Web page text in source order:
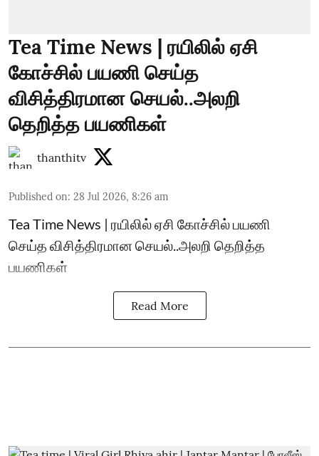
Tea Time News | ரயிலில் ஏசி
கோச்சில் பயணி செய்த
விசித்திரமான செயல்..அலறி
தெறித்த பயணிகள்
thanthitv
Published on: 28 Jul 2026, 8:26 am
Tea Time News | ரயிலில் ஏசி கோச்சில் பயணி
செய்த விசித்திரமான செயல்..அலறி தெறித்த
பயணிகள்
Read More